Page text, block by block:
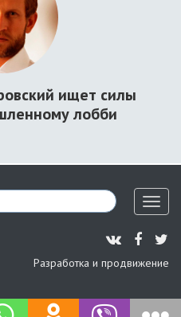
ищет силы
лобби
Разработка и продвижение